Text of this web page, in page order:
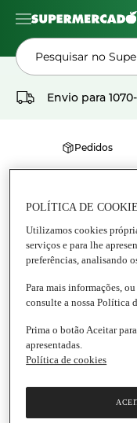
Pesquisar no
Envio para
Pedidos
POLÍTICA DE
Utilizamos cookies
serviços e para lhe
preferências, analisando
Para mais informações,
consulte a nossa Política
Prima o botão Aceitar
apresentadas.
Política de cookies